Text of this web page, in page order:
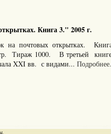
Книга 3." 2005 г.
на почтовых открытках.
Тираж 1000. В третьей
XXI вв. с видами...